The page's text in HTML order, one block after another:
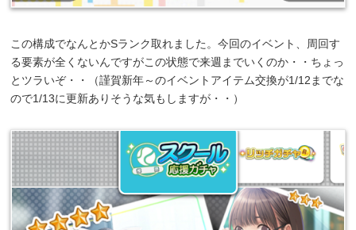
この構成でなんとかSランク取れました。今回のイベント、周回す
る要素が全くないんですがこの状態で来週までいくのか・・ちょっ
とツラいぞ・・（謹賀新年～のイベントアイテム交換が1/12までな
ので1/13に更新ありそうな気もしますが・・）